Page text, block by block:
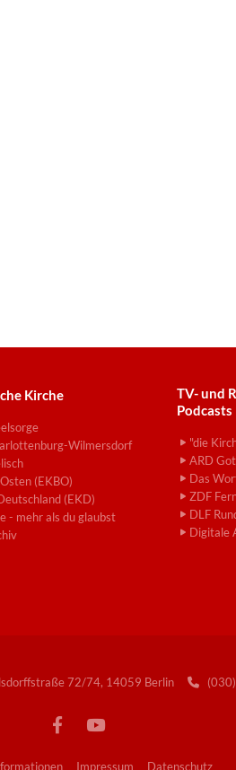
Kirche
Wilmersdorf
(EKBO)
(EKD)
- mehr als du glaubst
TV- und
Podcasts
"die
ARD
Das
ZDF
DLF
Digitale
72/74, 14059 Berlin (030)
Impressum Datenschutz